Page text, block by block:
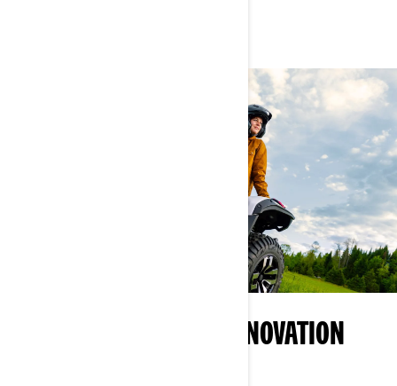
FÜHREND IN SACHEN INNOVATION